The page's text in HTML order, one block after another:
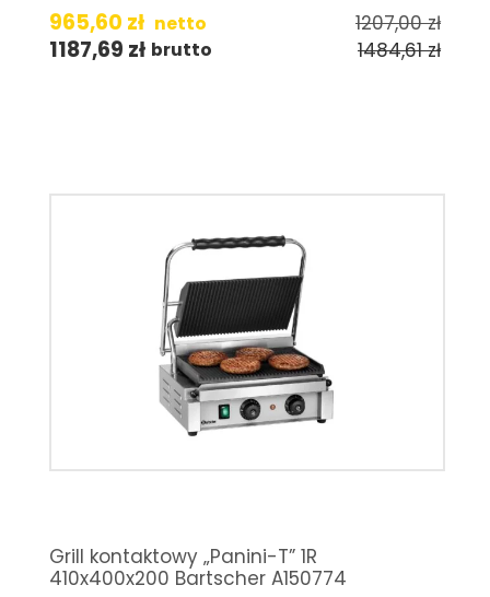
965,60 zł netto 1207,00zł
1187,69 zł brutto 1484,61zł
Grill kontaktowy „Panini-T” 1R
410x400x200 Bartscher A150774